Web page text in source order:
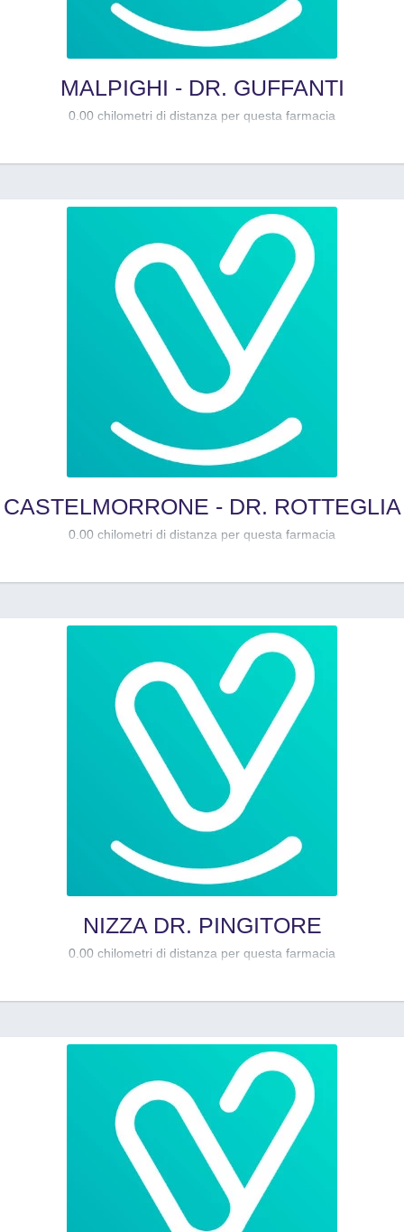
MALPIGHI - DR. GUFFANTI
0.00 chilometri di distanza per questa farmacia
CASTELMORRONE - DR. ROTTEGLIA
0.00 chilometri di distanza per questa farmacia
NIZZA DR. PINGITORE
0.00 chilometri di distanza per questa farmacia